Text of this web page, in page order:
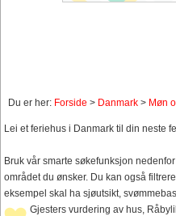
Du er her: Forside > Danmark > Møn
Lei et feriehus i Danmark til din neste
Bruk vår smarte søkefunksjon
området du ønsker. Du kan også
eksempel skal ha sjøutsikt,
Gjesters vurdering av hus,